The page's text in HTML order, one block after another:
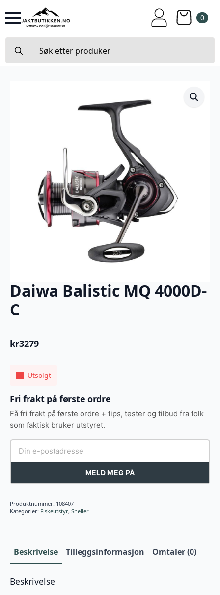
0
for:
Daiwa Balistic MQ 4000D-
C
kr3279
Utsolgt
Fri frakt på første ordre
Få fri frakt på første ordre + tips, tester og tilbud fra folk
som faktisk bruker utstyret.
MELD MEG PÅ
Produktnummer: 108407
Kategorier: Fiskeutstyr, Sneller
Beskrivelse Tilleggsinformasjon Omtaler (0)
Beskrivelse